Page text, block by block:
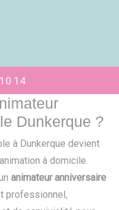
14
Dunkerque ?
à Dunkerque devient
à domicile.
animateur anniversaire
professionnel,